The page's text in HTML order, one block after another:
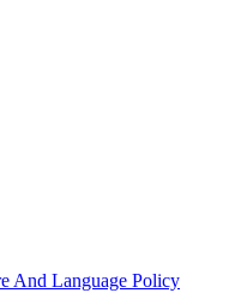
And Language Policy